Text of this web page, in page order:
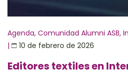
Agenda, Comunidad Alumni ASB,
|
10 de febrero de 2026
Editores textiles en